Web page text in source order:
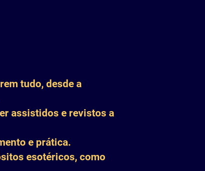
tudo, desde a
assistidos e revistos a
e prática.
esotéricos, como